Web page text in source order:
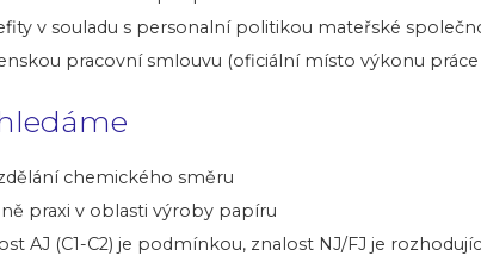
v souladu s personalní politikou mateřské
pracovní smlouvu (oficiální místo výkonu práce
chemického směru
praxi v oblasti výroby papíru
AJ (C1-C2) je podmínkou, znalost NJ/FJ je